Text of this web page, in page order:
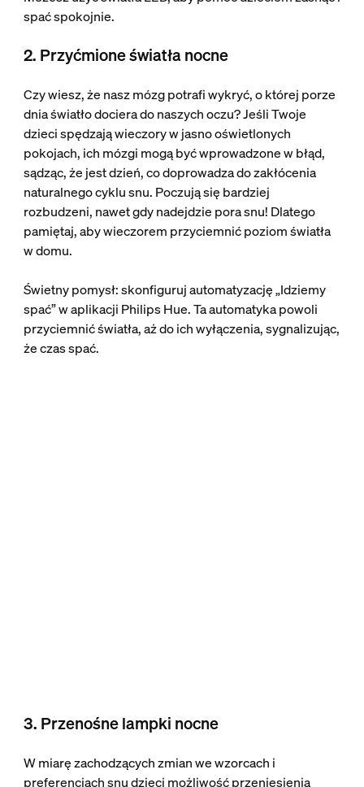
spać spokojnie.
2. Przyćmione światła nocne
Czy wiesz, że nasz mózg potrafi wykryć, o której porze
dnia światło dociera do naszych oczu? Jeśli Twoje
dzieci spędzają wieczory w jasno oświetlonych
pokojach, ich mózgi mogą być wprowadzone w błąd,
sądząc, że jest dzień, co doprowadza do zakłócenia
naturalnego cyklu snu. Poczują się bardziej
rozbudzeni, nawet gdy nadejdzie pora snu! Dlatego
pamiętaj, aby wieczorem przyciemnić poziom światła
w domu.
Świetny pomysł: skonfiguruj automatyzację „Idziemy
spać” w aplikacji Philips Hue. Ta automatyka powoli
przyciemnić światła, aż do ich wyłączenia, sygnalizując,
że czas spać.
3. Przenośne lampki nocne
W miarę zachodzących zmian we wzorcach i
preferencjach snu dzieci możliwość przeniesienia